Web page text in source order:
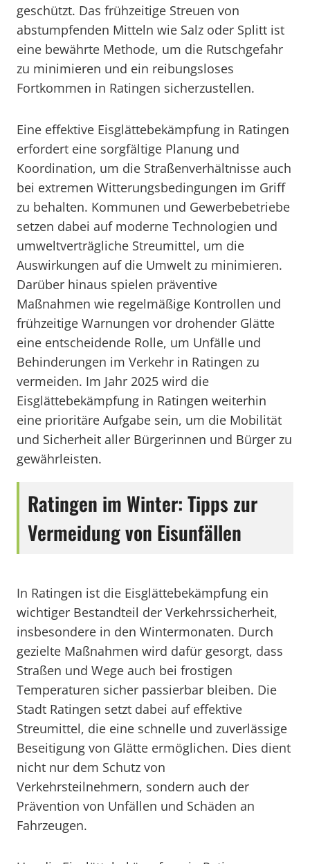
geschützt. Das frühzeitige Streuen von
abstumpfenden Mitteln wie Salz oder Splitt ist
eine bewährte Methode, um die Rutschgefahr
zu minimieren und ein reibungsloses
Fortkommen in Ratingen sicherzustellen.
Eine effektive Eisglättebekämpfung in Ratingen
erfordert eine sorgfältige Planung und
Koordination, um die Straßenverhältnisse auch
bei extremen Witterungsbedingungen im Griff
zu behalten. Kommunen und Gewerbebetriebe
setzen dabei auf moderne Technologien und
umweltverträgliche Streumittel, um die
Auswirkungen auf die Umwelt zu minimieren.
Darüber hinaus spielen präventive
Maßnahmen wie regelmäßige Kontrollen und
frühzeitige Warnungen vor drohender Glätte
eine entscheidende Rolle, um Unfälle und
Behinderungen im Verkehr in Ratingen zu
vermeiden. Im Jahr 2025 wird die
Eisglättebekämpfung in Ratingen weiterhin
eine prioritäre Aufgabe sein, um die Mobilität
und Sicherheit aller Bürgerinnen und Bürger zu
gewährleisten.
Ratingen im Winter: Tipps zur
Vermeidung von Eisunfällen
In Ratingen ist die Eisglättebekämpfung ein
wichtiger Bestandteil der Verkehrssicherheit,
insbesondere in den Wintermonaten. Durch
gezielte Maßnahmen wird dafür gesorgt, dass
Straßen und Wege auch bei frostigen
Temperaturen sicher passierbar bleiben. Die
Stadt Ratingen setzt dabei auf effektive
Streumittel, die eine schnelle und zuverlässige
Beseitigung von Glätte ermöglichen. Dies dient
nicht nur dem Schutz von
Verkehrsteilnehmern, sondern auch der
Prävention von Unfällen und Schäden an
Fahrzeugen.